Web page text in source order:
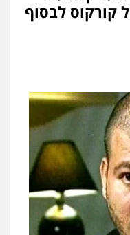
קורקוס לבסוף